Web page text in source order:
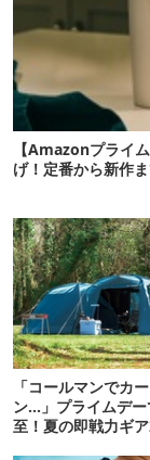
【Amazonプライ
げ！定番から新作
「コールマンでカ
ン…」プライムデ
至！夏の即戦力ギ